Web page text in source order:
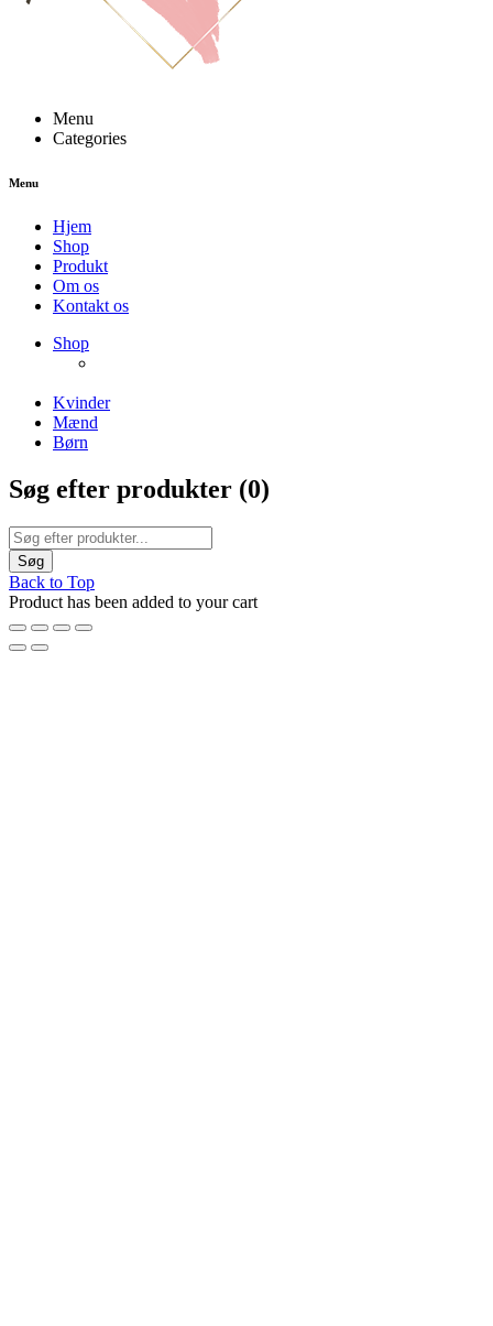
Menu
Categories
Menu
Hjem
Shop
Produkt
Om os
Kontakt os
Shop
Kvinder
Mænd
Børn
Søg efter produkter (0)
Back to Top
Product has been added to your cart